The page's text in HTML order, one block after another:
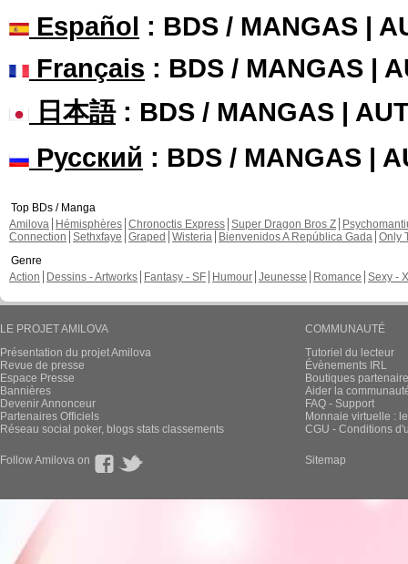
Español : BDS / MANGAS |
Français : BDS / MANGAS |
日本語: BDS / MANGAS |
Русский : BDS / MANGAS |
Top BDs / Manga
Amilova
Hémisphères Chronoctis Express Super Dragon Bros Z
Connection Sethxfaye Graped Wisteria Bienvenidos A República Gada Only
Genre
Action
Dessins - Artworks Fantasy - SF Humour Jeunesse Romance Sexy -
LE PROJET AMILOVA
Présentation du projet Amilova
Revue de presse
Espace Presse
Bannières
Devenir Annonceur
Partenaires Officiels
Réseau social poker, blogs stats classements
COMMUNAUTÉ
Tutoriel du lecteur
Évènements IRL
Boutiques
Aider la
FAQ - Support
Monnaie virtuelle :
CGU - Conditions
Follow Amilova on Sitemap